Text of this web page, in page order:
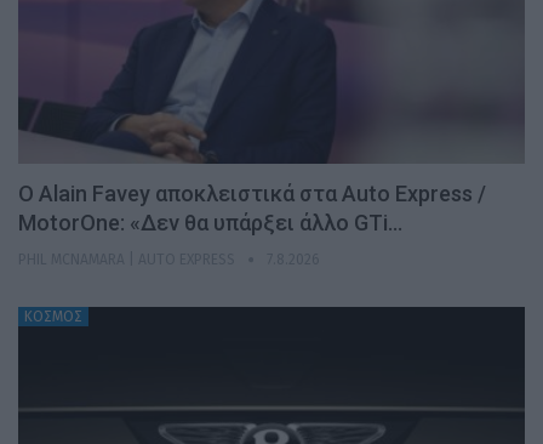
Ο Alain Favey αποκλειστικά στα Auto Express /
MotorOne: «Δεν θα υπάρξει άλλο GTi…
ΚΟΣΜΟΣ